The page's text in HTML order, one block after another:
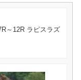
～12R ラピスラズ